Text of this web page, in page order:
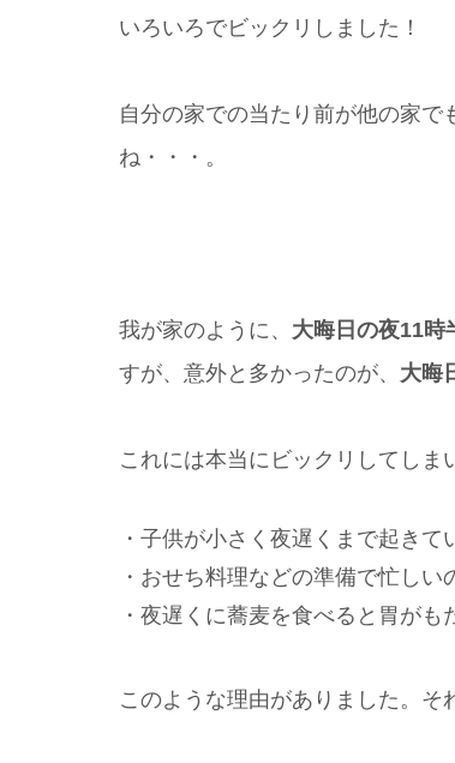
いろいろでビックリしました！
自分の家での当たり前が他の家
ね・・・。
我が家のように、 大晦日の夜11時
すが、意外と多かったのが、 大晦
これには本当にビックリしてしま
・子供が小さく夜遅くまで起き
・おせち料理などの準備で忙し
・夜遅くに蕎麦を食べると胃が
このような理由がありました。そ